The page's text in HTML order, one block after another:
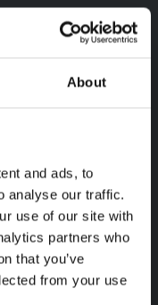
About
and ads, to
analyse our traffic.
use of our site with
partners who
that you’ve
from your use
!
et profitez du
vous.